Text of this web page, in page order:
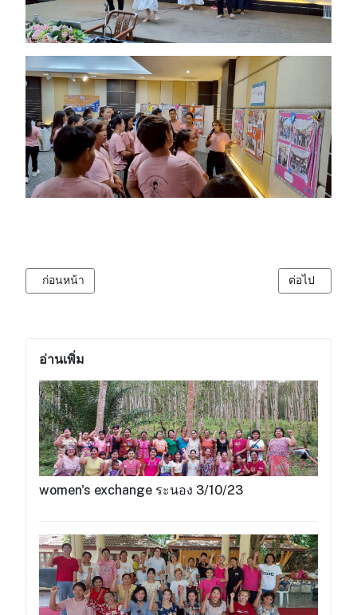
อ่านเพิ่ม
women's exchange ระนอง 3/10/23
เนื้อหาก่อนหน้า: มูลนิธิเพื่อสุขภาพและการเรียนรู้ของแรงงานกลุ่
ก่อนหน้า เนื้อหาถัดไป:
ต่อไป